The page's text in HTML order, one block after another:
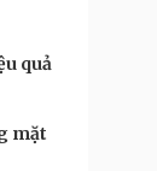
quả
mặt